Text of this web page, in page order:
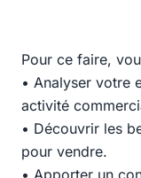
Pour ce faire,
• Analyser votre
activité
• Découvrir les
pour vendre.
• Apporter un